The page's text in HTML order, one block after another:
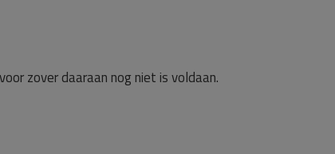
zover daaraan nog niet is voldaan.